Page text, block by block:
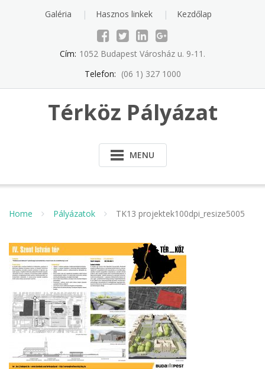
Galéria Hasznos linkek Kezdőlap
Cím: 1052 Budapest Városház u. 9-11.
Telefon: (06 1) 327 1000
Térköz Pályázat
MENU
Home Pályázatok TK13 projektek100dpi_resize5005